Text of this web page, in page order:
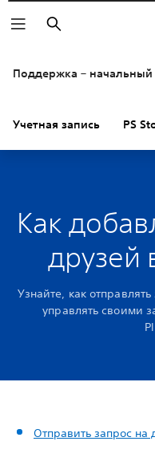
Поиск
Поддержка – начальный
Учетная запись PS
Как
друзей
Узнайте, как
управлять своими
Отправить запрос на